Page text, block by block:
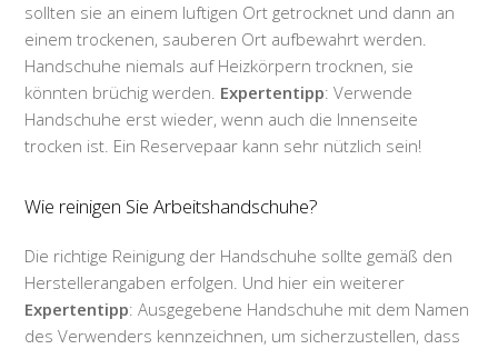
sollten sie an einem luftigen Ort getrocknet und dann an
einem trockenen, sauberen Ort aufbewahrt werden.
Handschuhe niemals auf Heizkörpern trocknen, sie
könnten brüchig werden. Expertentipp: Verwende
Handschuhe erst wieder, wenn auch die Innenseite
trocken ist. Ein Reservepaar kann sehr nützlich sein!
Wie reinigen Sie Arbeitshandschuhe?
Die richtige Reinigung der Handschuhe sollte gemäß den
Herstellerangaben erfolgen. Und hier ein weiterer
Expertentipp: Ausgegebene Handschuhe mit dem Namen
des Verwenders kennzeichnen, um sicherzustellen, dass